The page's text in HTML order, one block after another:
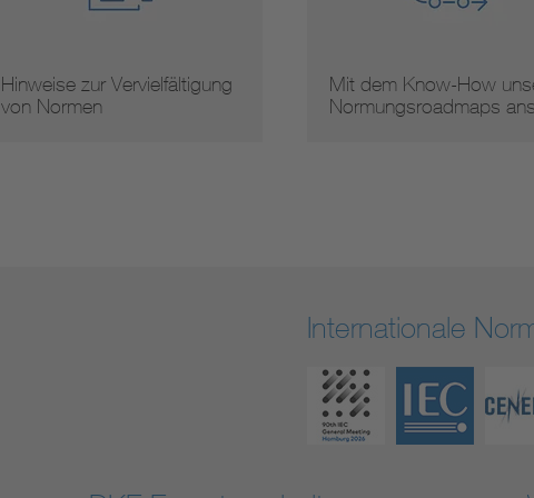
Mit dem Know-How unserer
Normungsroadmaps ans …
Arbeitsergebnisse
Internationale